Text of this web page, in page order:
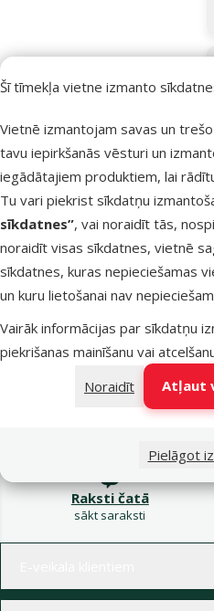
Šī tīmekļa vietne izmanto
Vietnē izmantojam savas un
tavu iepirkšanās vēsturi un
iegādātajiem produktiem, lai
Tu vari piekrist sīkdatņu
sīkdatnes”, vai noraidīt tās,
noraidīt visas sīkdatnes, vietnē
sīkdatnes, kuras nepieciešamas
un kuru lietošanai nav
Vairāk informācijas par sīkdatņu
piekrišanas mainīšanu vai
Noraidīt
Atļaut
Pielāgot
Filtrs
Kārtot pēc
Raksti čatā
sākt saraksti